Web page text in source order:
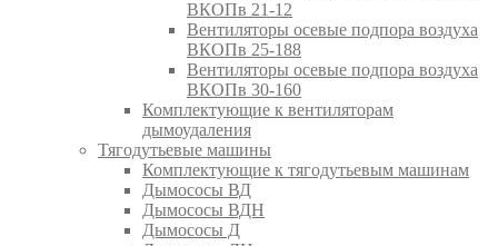
ВКОПв 21-12
Вентиляторы осевые подпора воздуха
ВКОПв 25-188
Вентиляторы осевые подпора воздуха
ВКОПв 30-160
Комплектующие к вентиляторам
дымоудаления
Тягодутьевые машины
Комплектующие к тягодутьевым машинам
Дымососы ВД
Дымососы ВДН
Дымососы Д